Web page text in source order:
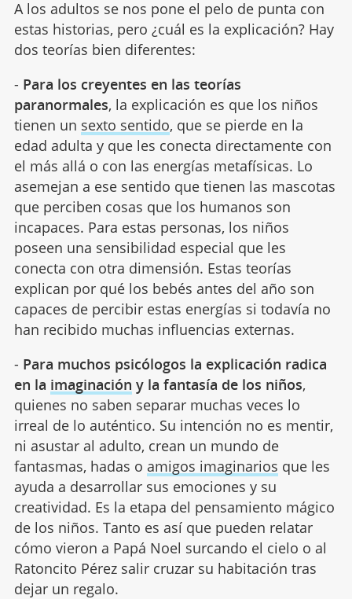
A los adultos se nos pone el pelo de punta con
estas historias, pero ¿cuál es la explicación? Hay
dos teorías bien diferentes:
- Para los creyentes en las teorías
paranormales, la explicación es que los niños
tienen un sexto sentido, que se pierde en la
edad adulta y que les conecta directamente con
el más allá o con las energías metafísicas. Lo
asemejan a ese sentido que tienen las mascotas
que perciben cosas que los humanos son
incapaces. Para estas personas, los niños
poseen una sensibilidad especial que les
conecta con otra dimensión. Estas teorías
explican por qué los bebés antes del año son
capaces de percibir estas energías si todavía no
han recibido muchas influencias externas.
- Para muchos psicólogos la explicación radica
en la imaginación y la fantasía de los niños,
quienes no saben separar muchas veces lo
irreal de lo auténtico. Su intención no es mentir,
ni asustar al adulto, crean un mundo de
fantasmas, hadas o amigos imaginarios que les
ayuda a desarrollar sus emociones y su
creatividad. Es la etapa del pensamiento mágico
de los niños. Tanto es así que pueden relatar
cómo vieron a Papá Noel surcando el cielo o al
Ratoncito Pérez salir cruzar su habitación tras
dejar un regalo.